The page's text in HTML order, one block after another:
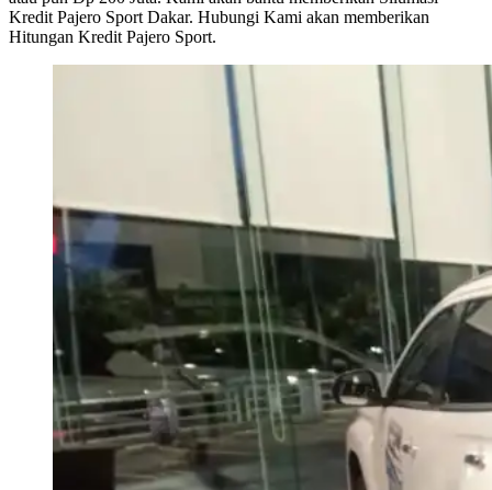
Kredit Pajero Sport Dakar. Hubungi Kami akan memberikan
Hitungan Kredit Pajero Sport.